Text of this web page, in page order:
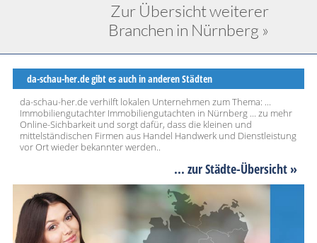
Zur Übersicht weiterer
Branchen in Nürnberg »
da-schau-her.de gibt es auch in anderen Städten
da-schau-her.de verhilft lokalen Unternehmen zum Thema: ...
Immobiliengutachter Immobiliengutachten in Nürnberg ... zu mehr
Online-Sichbarkeit und sorgt dafür, dass die kleinen und
mittelständischen Firmen aus Handel Handwerk und Dienstleistung
vor Ort wieder bekannter werden..
... zur Städte-Übersicht »